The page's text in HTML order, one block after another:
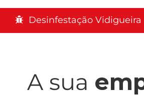
Desinfestação Vidigueira
A sua